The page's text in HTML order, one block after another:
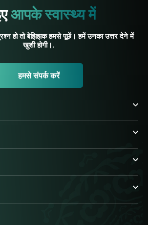
आपके स्वास्थ्य में
हो तो बेझिझक हमसे पूछें। हमें उनका उत्तर देने में
खुशी होगी।.
हमसे संपर्क करें